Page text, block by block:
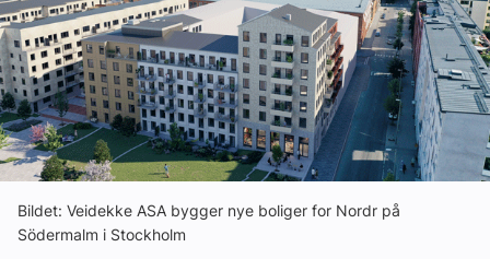
Tips oss
Ledige stillinger
eBlad
Aktivitetskalender
Bildet: Veidekke ASA bygger nye boliger for Nordr på
Södermalm i Stockholm